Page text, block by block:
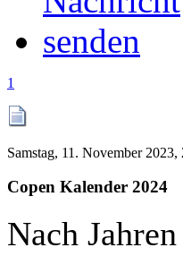
1
Samstag, 11. November 2023,
Copen Kalender 2024
Nach